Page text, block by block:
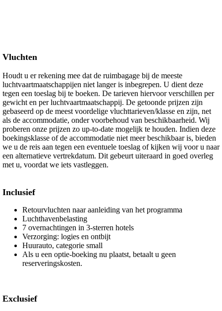
Vluchten
Houdt u er rekening mee dat de ruimbagage bij de meeste
luchtvaartmaatschappijen niet langer is inbegrepen. U dient deze
tegen een toeslag bij te boeken. De tarieven hiervoor verschillen per
gewicht en per luchtvaartmaatschappij. De getoonde prijzen zijn
gebaseerd op de meest voordelige vluchttarieven/klasse en zijn, net
als de accommodatie, onder voorbehoud van beschikbaarheid. Wij
proberen onze prijzen zo up-to-date mogelijk te houden. Indien deze
boekingsklasse of de accommodatie niet meer beschikbaar is, bieden
we u de reis aan tegen een eventuele toeslag of kijken wij voor u naar
een alternatieve vertrekdatum. Dit gebeurt uiteraard in goed overleg
met u, voordat we iets vastleggen.
Inclusief
Retourvluchten naar aanleiding van het programma
Luchthavenbelasting
7 overnachtingen in 3-sterren hotels
Verzorging: logies en ontbijt
Huurauto, categorie small
Als u een optie-boeking nu plaatst, betaalt u geen
reserveringskosten.
Exclusief